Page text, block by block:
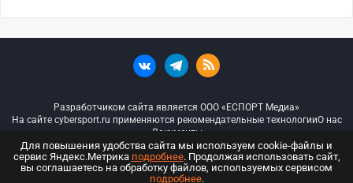
Разработчиком сайта является ООО «ЕСПОРТ Медиа»
На сайте cybersport.ru применяются рекомендательные технологииО нас
Документы
© ООО «Киберспорт.ру» — Все права защищены
Для повышения удобства сайта мы используем cookie-файлы и
сервис Яндекс.Метрика подробнее. Продолжая использовать сайт,
вы соглашаетесь на обработку файлов, используемых сервисом
подробнее.